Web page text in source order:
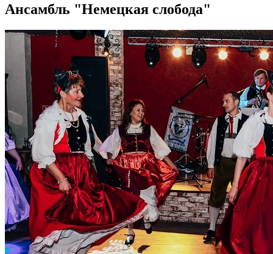
Ансамбль "Немецкая слобода"